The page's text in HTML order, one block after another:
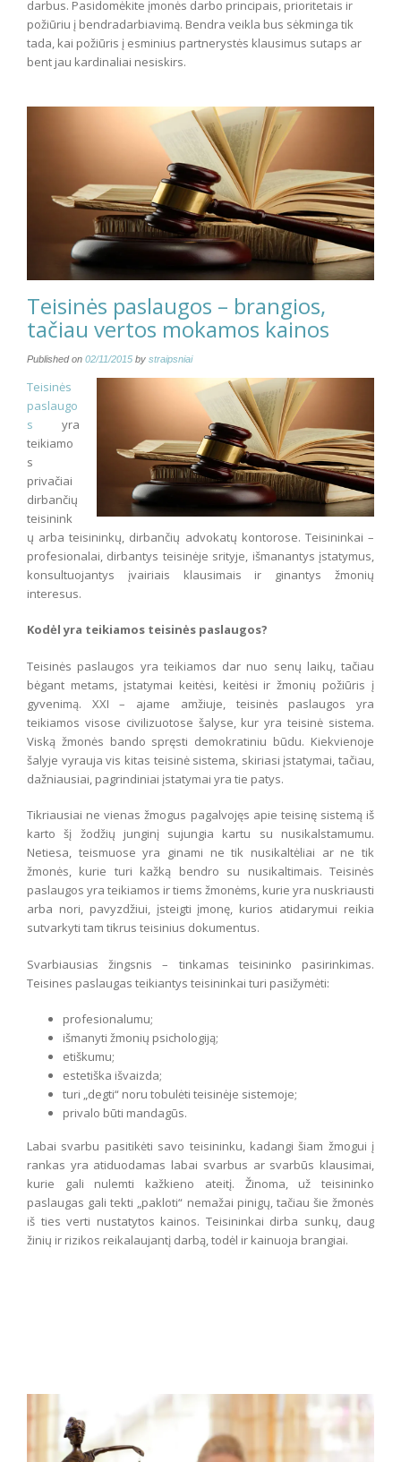
darbus. Pasidomėkite įmonės darbo principais, prioritetais ir
požiūriu į bendradarbiavimą. Bendra veikla bus sėkminga tik
tada, kai požiūris į esminius partnerystės klausimus sutaps ar
bent jau kardinaliai nesiskirs.
Teisinės paslaugos – brangios,
tačiau vertos mokamos kainos
Published on 02/11/2015 by straipsniai
Teisinės
paslaugo
s yra
teikiamo
s
privačiai
dirbančių
teisinink
ų arba teisininkų, dirbančių advokatų kontorose. Teisininkai –
profesionalai, dirbantys teisinėje srityje, išmanantys įstatymus,
konsultuojantys įvairiais klausimais ir ginantys žmonių
interesus.
Kodėl yra teikiamos teisinės paslaugos?
Teisinės paslaugos yra teikiamos dar nuo senų laikų, tačiau
bėgant metams, įstatymai keitėsi, keitėsi ir žmonių požiūris į
gyvenimą. XXI – ajame amžiuje, teisinės paslaugos yra
teikiamos visose civilizuotose šalyse, kur yra teisinė sistema.
Viską žmonės bando spręsti demokratiniu būdu. Kiekvienoje
šalyje vyrauja vis kitas teisinė sistema, skiriasi įstatymai, tačiau,
dažniausiai, pagrindiniai įstatymai yra tie patys.
Tikriausiai ne vienas žmogus pagalvojęs apie teisinę sistemą iš
karto šį žodžių junginį sujungia kartu su nusikalstamumu.
Netiesa, teismuose yra ginami ne tik nusikaltėliai ar ne tik
žmonės, kurie turi kažką bendro su nusikaltimais. Teisinės
paslaugos yra teikiamos ir tiems žmonėms, kurie yra nuskriausti
arba nori, pavyzdžiui, įsteigti įmonę, kurios atidarymui reikia
sutvarkyti tam tikrus teisinius dokumentus.
Svarbiausias žingsnis – tinkamas teisininko pasirinkimas.
Teisines paslaugas teikiantys teisininkai turi pasižymėti:
profesionalumu;
išmanyti žmonių psichologiją;
etiškumu;
estetiška išvaizda;
turi „degti“ noru tobulėti teisinėje sistemoje;
privalo būti mandagūs.
Labai svarbu pasitikėti savo teisininku, kadangi šiam žmogui į
rankas yra atiduodamas labai svarbus ar svarbūs klausimai,
kurie gali nulemti kažkieno ateitį. Žinoma, už teisininko
paslaugas gali tekti „pakloti“ nemažai pinigų, tačiau šie žmonės
iš ties verti nustatytos kainos. Teisininkai dirba sunkų, daug
žinių ir rizikos reikalaujantį darbą, todėl ir kainuoja brangiai.